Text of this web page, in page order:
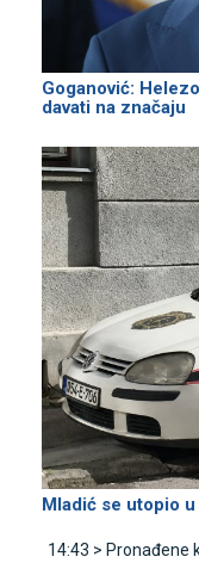
Goganović:
davati na značaju
Mladić se utopio
14:43 > Pronađene